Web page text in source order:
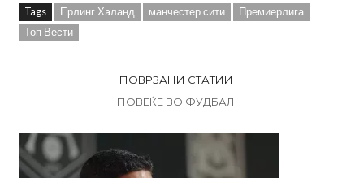
Tags Ерлинг Хaланд манчестер сити
Премиерлига
Топ Вести
ПОВРЗАНИ СТАТИИ
ПОВЕЌЕ ВО ФУДБАЛ